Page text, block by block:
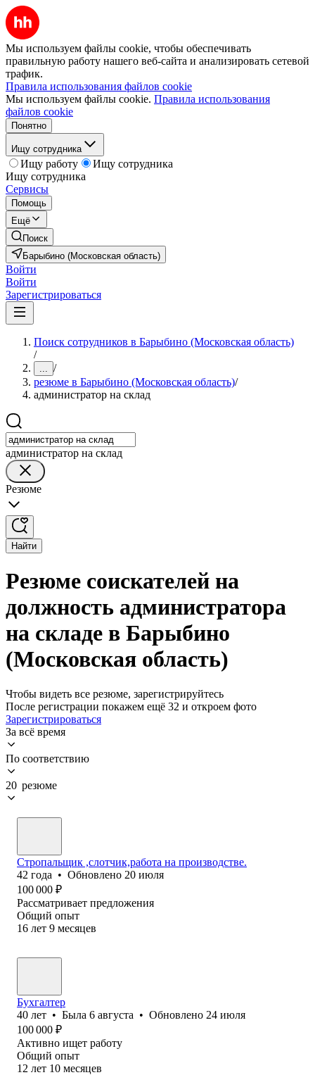
Мы используем файлы cookie, чтобы обеспечивать
правильную работу нашего веб-сайта и анализировать сетевой
трафик.
Правила использования файлов cookie
Мы используем файлы cookie. Правила использования
файлов cookie
Понятно
Ищу сотрудника
Ищу работу
Ищу сотрудника
Ищу сотрудника
Сервисы
Помощь
Ещё
Поиск
Барыбино (Московская область)
Войти
Войти
Зарегистрироваться
Поиск сотрудников в Барыбино (Московская область)
/
... /
резюме в Барыбино (Московская область)/
администратор на склад
администратор на склад
Резюме
Найти
Резюме соискателей на
должность администратора
на складе в Барыбино
(Московская область)
Чтобы видеть все резюме, зарегистрируйтесь
После регистрации покажем ещё 32 и откроем фото
Зарегистрироваться
За всё время
По соответствию
20 резюме
Стропальщик ,слотчик,работа на производстве.
42 года • Обновлено 20 июля
100 000 ₽
Рассматривает предложения
Общий опыт
16 лет 9 месяцев
Бухгалтер
40 лет • Была 6 августа • Обновлено 24 июля
100 000 ₽
Активно ищет работу
Общий опыт
12 лет 10 месяцев